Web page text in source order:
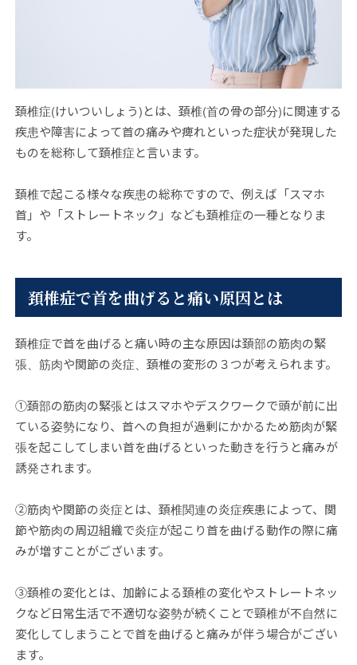
頚椎症(けいついしょう)とは、頚椎(首の骨の部分)に関連する
疾患や障害によって首の痛みや痺れといった症状が発現した
ものを総称して頚椎症と言います。
頚椎で起こる様々な疾患の総称ですので、例えば「スマホ
首」や「ストレートネック」なども頚椎症の一種となりま
す。
頚椎症で首を曲げると痛い原因とは
頚椎症で首を曲げると痛い時の主な原因は頚部の筋肉の緊
張、筋肉や関節の炎症、頚椎の変形の３つが考えられます。
①頚部の筋肉の緊張とはスマホやデスクワークで頭が前に出
ている姿勢になり、首への負担が過剰にかかるため筋肉が緊
張を起こしてしまい首を曲げるといった動きを行うと痛みが
誘発されます。
②筋肉や関節の炎症とは、頚椎関連の炎症疾患によって、関
節や筋肉の周辺組織で炎症が起こり首を曲げる動作の際に痛
みが増すことがございます。
③頚椎の変化とは、加齢による頚椎の変化やストレートネッ
クなど日常生活で不適切な姿勢が続くことで頸椎が不自然に
変化してしまうことで首を曲げると痛みが伴う場合がござい
ます。